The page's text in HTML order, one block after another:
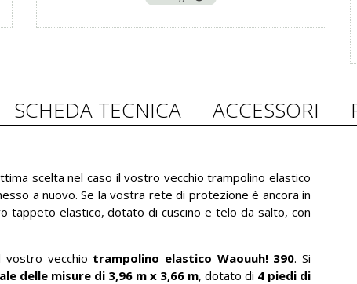
SCHEDA TECNICA ACCESSORI
scelta nel caso il vostro vecchio trampolino elastico
a nuovo. Se la vostra rete di protezione è ancora in
tappeto elastico, dotato di cuscino e telo da salto, con
vecchio trampolino elastico Waouuh! 390. Si
delle misure di 3,96 m x 3,66 m, dotato di 4 piedi di